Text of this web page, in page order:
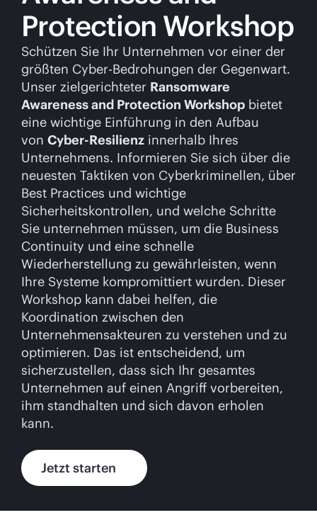
Protection Workshop
Schützen Sie Ihr Unternehmen vor einer der
größten Cyber-Bedrohungen der Gegenwart.
Unser zielgerichteter Ransomware
Awareness and Protection Workshop bietet
eine wichtige Einführung in den Aufbau
von Cyber-Resilienz innerhalb Ihres
Unternehmens. Informieren Sie sich über die
neuesten Taktiken von Cyberkriminellen, über
Best Practices und wichtige
Sicherheitskontrollen, und welche Schritte
Sie unternehmen müssen, um die Business
Continuity und eine schnelle
Wiederherstellung zu gewährleisten, wenn
Ihre Systeme kompromittiert wurden. Dieser
Workshop kann dabei helfen, die
Koordination zwischen den
Unternehmensakteuren zu verstehen und zu
optimieren. Das ist entscheidend, um
sicherzustellen, dass sich Ihr gesamtes
Unternehmen auf einen Angriff vorbereiten,
ihm standhalten und sich davon erholen
kann.
Jetzt starten